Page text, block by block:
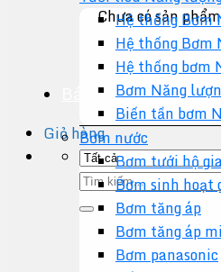
Chưa có sản
Quay trở lại cửa
Báo giá +
Giỏ hàng
Tìm
kiếm:
Hệ thống Bơm
Hệ thống Bơm
Hệ thống bơm
Bơm Năng
Biến tần bơm
Bơm nước
Bơm tưới hộ
Bơm sinh hoạt
Bơm tăng áp
Bơm tăng áp
Bơm panasonic